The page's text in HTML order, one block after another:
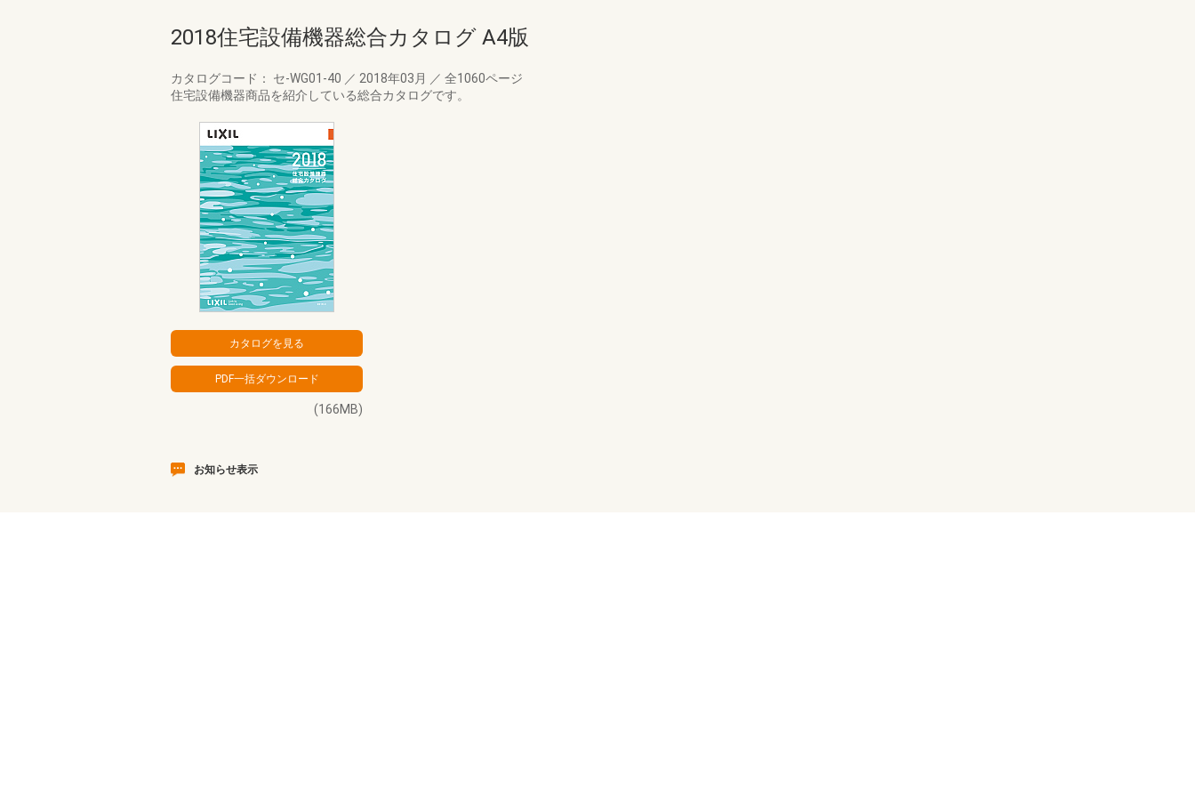
2018住宅設備機器総合カタログ A4版
カタログコード： セ-WG01-40 ／ 2018年03月 ／ 全1060ページ
住宅設備機器商品を紹介している総合カタログです。
(166MB)
お知らせ表示